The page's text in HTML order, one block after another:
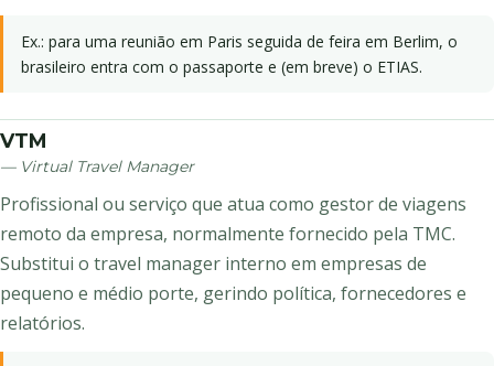
Ex.: para uma reunião em Paris seguida de feira em Berlim, o
brasileiro entra com o passaporte e (em breve) o ETIAS.
VTM
— Virtual Travel Manager
Profissional ou serviço que atua como gestor de viagens
remoto da empresa, normalmente fornecido pela TMC.
Substitui o travel manager interno em empresas de
pequeno e médio porte, gerindo política, fornecedores e
relatórios.